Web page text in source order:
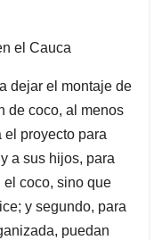
dejar el montaje de
de coco, al menos
el proyecto para
a sus hijos, para
coco, sino que
y segundo, para
puedan